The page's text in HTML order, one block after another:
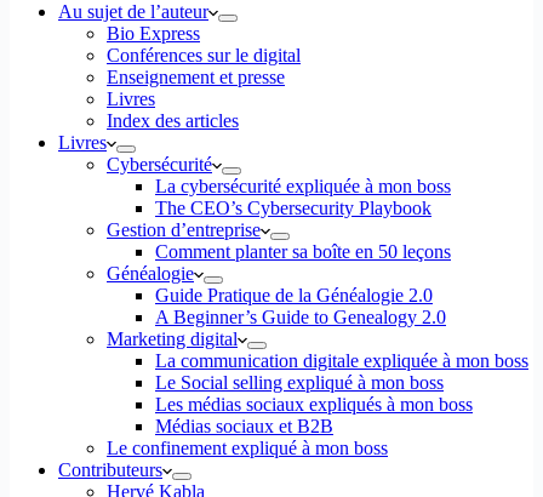
Au sujet de l’auteur
Bio Express
Conférences sur le digital
Enseignement et presse
Livres
Index des articles
Livres
Cybersécurité
La cybersécurité expliquée à mon boss
The CEO’s Cybersecurity Playbook
Gestion d’entreprise
Comment planter sa boîte en 50 leçons
Généalogie
Guide Pratique de la Généalogie 2.0
A Beginner’s Guide to Genealogy 2.0
Marketing digital
La communication digitale expliquée à mon boss
Le Social selling expliqué à mon boss
Les médias sociaux expliqués à mon boss
Médias sociaux et B2B
Le confinement expliqué à mon boss
Contributeurs
Hervé Kabla